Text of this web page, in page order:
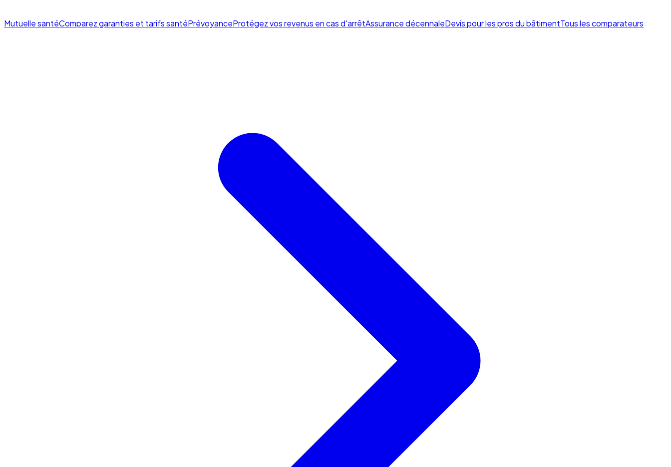
Mutuelle santéComparez garanties et tarifs santéPrévoyanceProtégez vos revenus en cas d'arrêtAssurance décennaleDevis pour les pros du bâtimentTous les comparateurs